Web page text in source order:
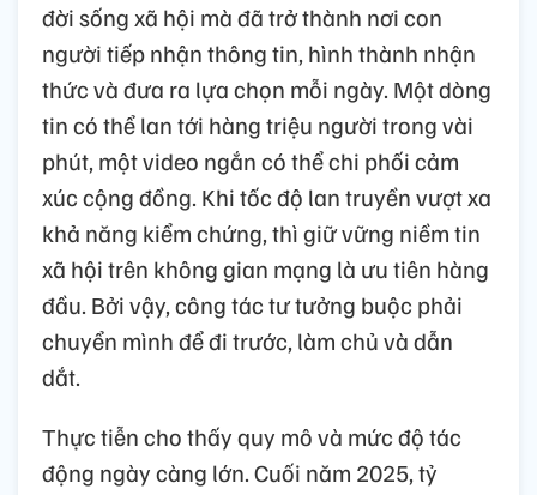
đời sống xã hội mà đã trở thành nơi con
người tiếp nhận thông tin, hình thành nhận
thức và đưa ra lựa chọn mỗi ngày. Một dòng
tin có thể lan tới hàng triệu người trong vài
phút, một video ngắn có thể chi phối cảm
xúc cộng đồng. Khi tốc độ lan truyền vượt xa
khả năng kiểm chứng, thì giữ vững niềm tin
xã hội trên không gian mạng là ưu tiên hàng
đầu. Bởi vậy, công tác tư tưởng buộc phải
chuyển mình để đi trước, làm chủ và dẫn
dắt.
Thực tiễn cho thấy quy mô và mức độ tác
động ngày càng lớn. Cuối năm 2025, tỷ